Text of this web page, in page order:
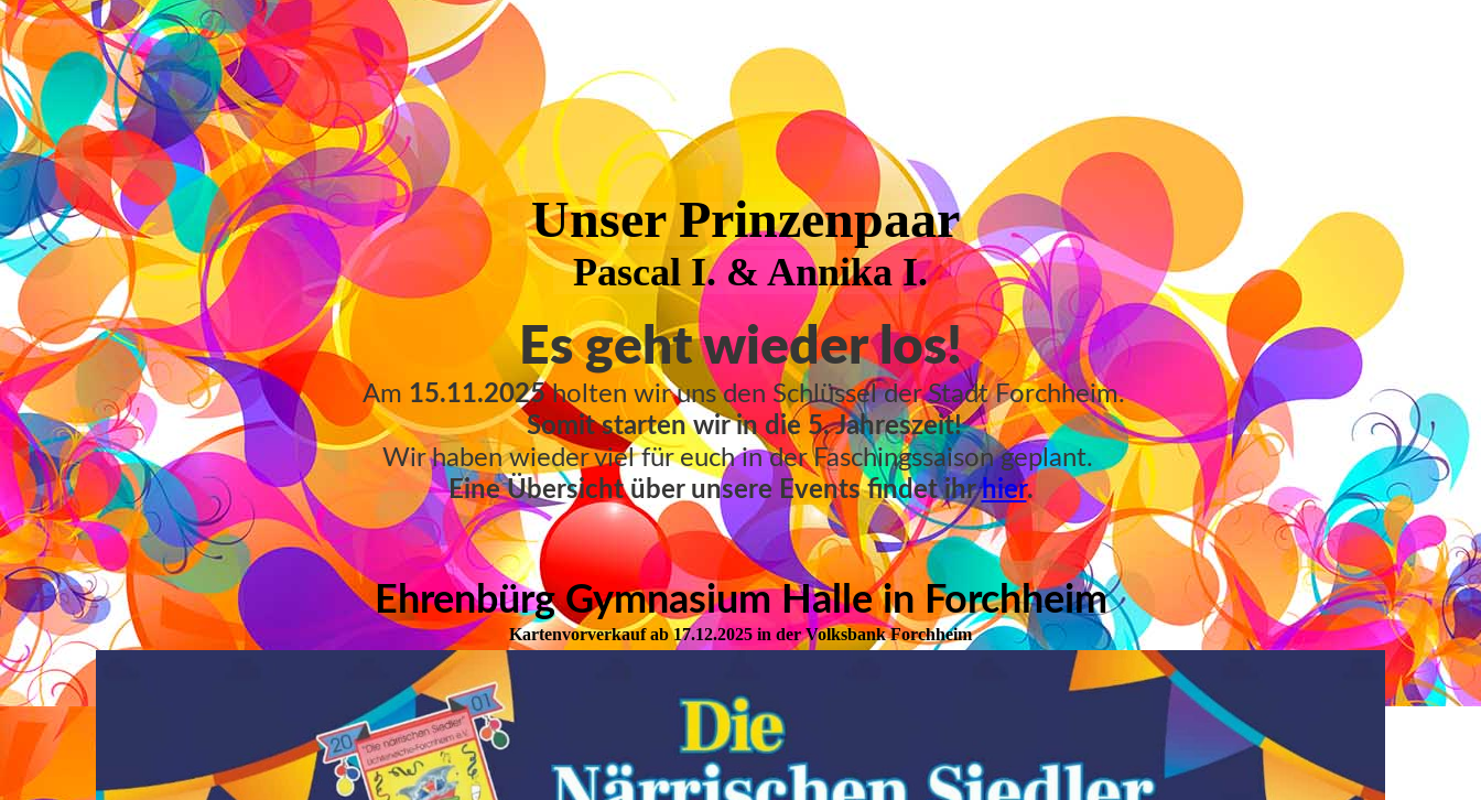
Unser Prinzenpaar
Pascal I. & Annika I.
Es geht wieder los!
Am 15.11.2025holten wir uns den Schlüssel der Stadt Forchheim.
Somit starten wir in die 5. Jahreszeit!
Wir haben wieder viel für euch in der Faschingssaison geplant.
Eine Übersicht über unsere Events findet ihrhier.
Ehrenbürg Gymnasium Halle in Forchheim
Kartenvorverkauf ab 17.12.2025 in der Volksbank Forchheim